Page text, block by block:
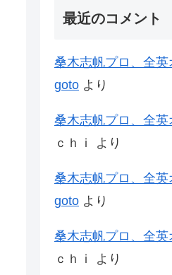
最近のコメント
桑木志帆プロ、全英
goto より
桑木志帆プロ、全英
ｃｈｉ
より
桑木志帆プロ、全英
goto より
桑木志帆プロ、全英
ｃｈｉ
より